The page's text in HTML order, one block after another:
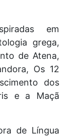
em
grega,
de Atena,
Os 12
dos
e a Maçã
de Língua